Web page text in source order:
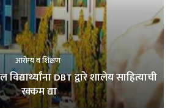
आरोग्य व शिक्षण
DBT द्वारे शालेय साहित्याची
रक्कम द्या